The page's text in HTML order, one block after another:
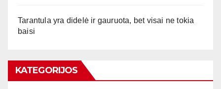
Tarantula yra didelė ir gauruota, bet visai ne tokia
baisi
KATEGORIJOS